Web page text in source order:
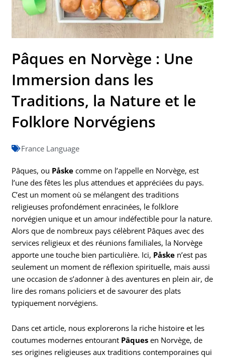
Pâques en Norvège : Une
Immersion dans les
Traditions, la Nature et le
Folklore Norvégiens
France Language
Pâques, ou Påske comme on l’appelle en Norvège, est
l’une des fêtes les plus attendues et appréciées du pays.
C’est un moment où se mélangent des traditions
religieuses profondément enracinées, le folklore
norvégien unique et un amour indéfectible pour la nature.
Alors que de nombreux pays célèbrent Pâques avec des
services religieux et des réunions familiales, la Norvège
apporte une touche bien particulière. Ici, Påske n’est pas
seulement un moment de réflexion spirituelle, mais aussi
une occasion de s’adonner à des aventures en plein air, de
lire des romans policiers et de savourer des plats
typiquement norvégiens.
Dans cet article, nous explorerons la riche histoire et les
coutumes modernes entourant Pâques en Norvège, de
ses origines religieuses aux traditions contemporaines qui